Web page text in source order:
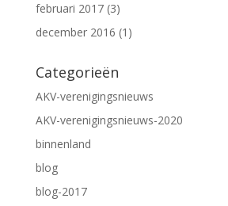
februari 2017(3)
december 2016 (1)
Categorieën
AKV-verenigingsnieuws
AKV-verenigingsnieuws-2020
binnenland
blog
blog-2017